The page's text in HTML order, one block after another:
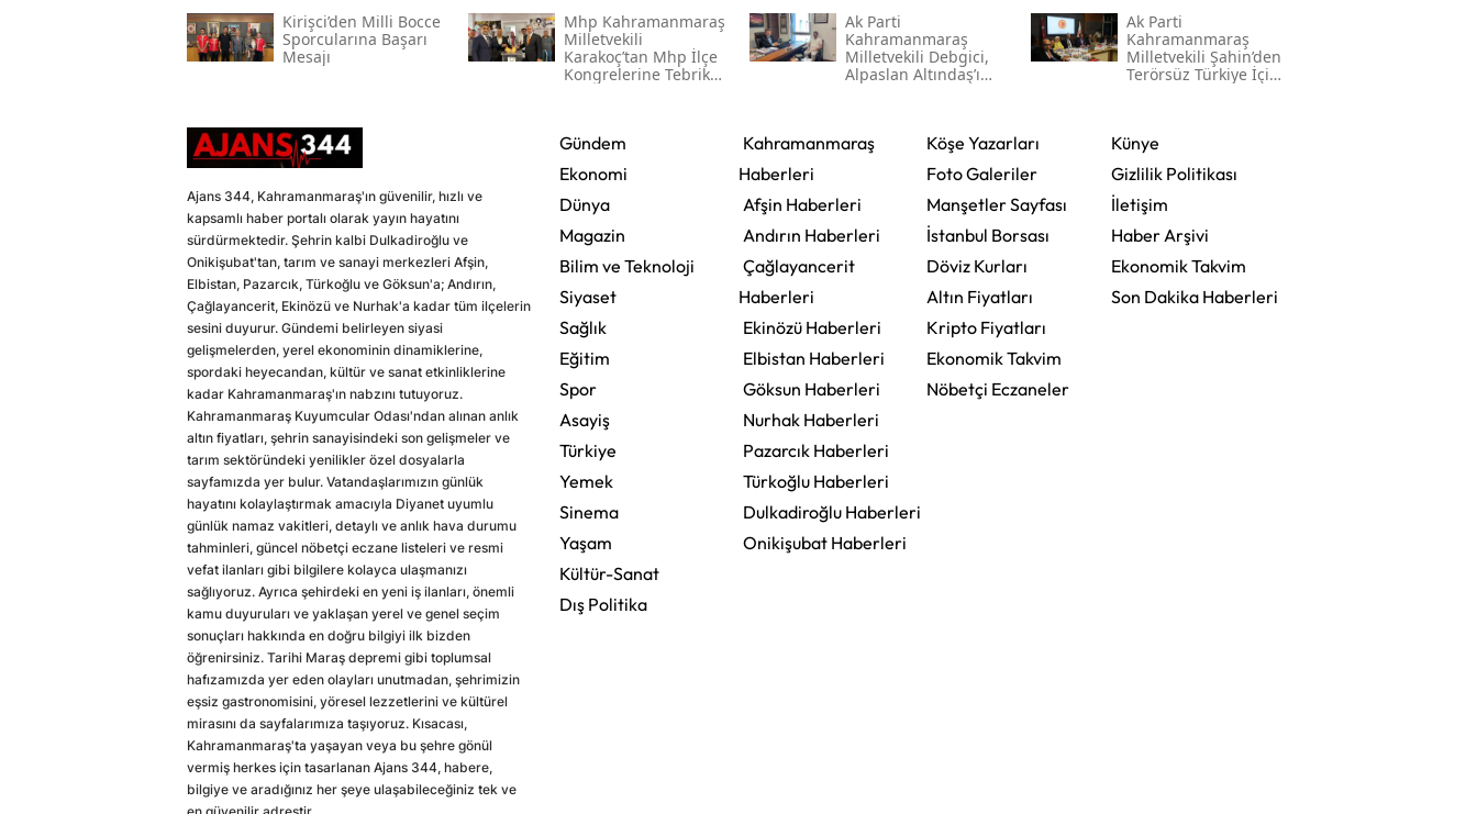
Kirişci’den Milli Bocce
Sporcularına Başarı
Mesajı
Mhp Kahramanmaraş
Milletvekili
Karakoç’tan Mhp İlçe
Kongrelerine Tebrik
Ak Parti
Kahramanmaraş
Milletvekili Debgici,
Alpaslan Altındaş’ı
Ak Parti
Kahramanmaraş
Milletvekili Şahin’den
Terörsüz Türkiye İçin
Ajans 344, Kahramanmaraş'ın güvenilir, hızlı ve
kapsamlı haber portalı olarak yayın hayatını
sürdürmektedir. Şehrin kalbi Dulkadiroğlu ve
Onikişubat'tan, tarım ve sanayi merkezleri Afşin,
Elbistan, Pazarcık, Türkoğlu ve Göksun'a; Andırın,
Çağlayancerit, Ekinözü ve Nurhak'a kadar tüm ilçelerin
sesini duyurur. Gündemi belirleyen siyasi
gelişmelerden, yerel ekonominin dinamiklerine,
spordaki heyecandan, kültür ve sanat etkinliklerine
kadar Kahramanmaraş'ın nabzını tutuyoruz.
Kahramanmaraş Kuyumcular Odası'ndan alınan anlık
altın fiyatları, şehrin sanayisindeki son gelişmeler ve
tarım sektöründeki yenilikler özel dosyalarla
sayfamızda yer bulur. Vatandaşlarımızın günlük
hayatını kolaylaştırmak amacıyla Diyanet uyumlu
günlük namaz vakitleri, detaylı ve anlık hava durumu
tahminleri, güncel nöbetçi eczane listeleri ve resmi
vefat ilanları gibi bilgilere kolayca ulaşmanızı
sağlıyoruz. Ayrıca şehirdeki en yeni iş ilanları, önemli
kamu duyuruları ve yaklaşan yerel ve genel seçim
sonuçları hakkında en doğru bilgiyi ilk bizden
öğrenirsiniz. Tarihi Maraş depremi gibi toplumsal
hafızamızda yer eden olayları unutmadan, şehrimizin
eşsiz gastronomisini, yöresel lezzetlerini ve kültürel
mirasını da sayfalarımıza taşıyoruz. Kısacası,
Kahramanmaraş'ta yaşayan veya bu şehre gönül
vermiş herkes için tasarlanan Ajans 344, habere,
bilgiye ve aradığınız her şeye ulaşabileceğiniz tek ve
Gündem
Ekonomi
Dünya
Magazin
Bilim ve Teknoloji
Siyaset
Sağlık
Eğitim
Spor
Asayiş
Türkiye
Yemek
Sinema
Yaşam
Kültür-Sanat
Dış Politika
Kahramanmaraş
Haberleri
Afşin Haberleri
Andırın Haberleri
Çağlayancerit
Haberleri
Ekinözü Haberleri
Elbistan Haberleri
Göksun Haberleri
Nurhak Haberleri
Pazarcık Haberleri
Türkoğlu Haberleri
Dulkadiroğlu Haberleri
Onikişubat Haberleri
Köşe Yazarları
Foto Galeriler
Manşetler Sayfası
İstanbul Borsası
Döviz Kurları
Altın Fiyatları
Kripto Fiyatları
Ekonomik Takvim
Nöbetçi Eczaneler
Künye
Gizlilik Politikası
İletişim
Haber Arşivi
Ekonomik Takvim
Son Dakika Haberleri